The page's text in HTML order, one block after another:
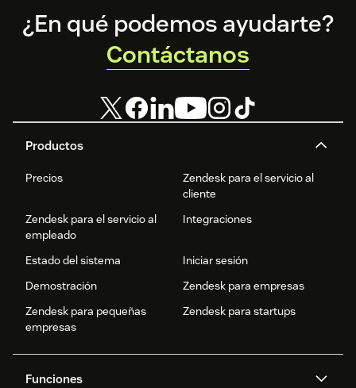
Footer
Productos
Precios
Zendesk para el servicio al
cliente
Zendesk para el servicio al
empleado
Integraciones
Estado del sistema
Iniciar sesión
Demostración
Zendesk para empresas
Zendesk para pequeñas
empresas
Zendesk para startups
Funciones
¿En qué podemos ayudarte?
Contáctanos